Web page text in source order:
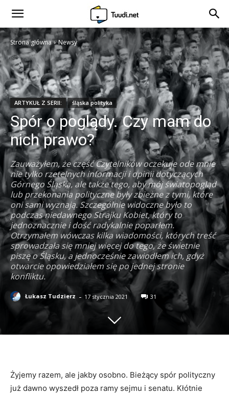
Strona główna Newsy
ARTYKUŁ Z SERII: śląska polityka
Spór o poglądy. Czy mam do
nich prawo?
Zauważyłem, że część Czytelników oczekuje ode mnie
nie tylko rzetelnych informacji i opinii dotyczących
Górnego Śląska, ale także tego, aby mój światopogląd
lub przekonania polityczne były zbieżne z tymi, które
oni sami wyznają. Szczególnie widoczne było to
podczas niedawnego Strajku Kobiet, który to
jednoznacznie i dość radykalnie poparłem.
Otrzymałem wówczas kilka wiadomości, których treść
sprowadzała się mniej więcej do tego, że świetnie
piszę o Śląsku, a jednocześnie zawiodłem ich, gdyż
otwarcie opowiedziałem się po jednej stronie
konfliktu.
Łukasz Tudzierz - 17 stycznia 2021 31
Żyjemy razem, ale jakby osobno. Bieżący spór polityczny
już dawno wyszedł poza ramy sejmu i senatu. Kłótnie